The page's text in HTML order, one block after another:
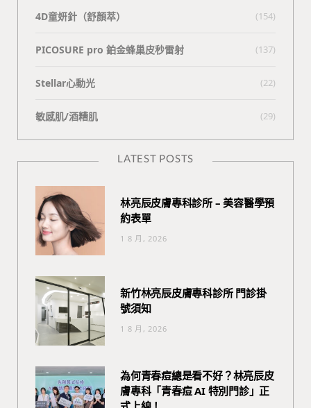
4D童妍針（舒顏萃） (154)
PICOSURE pro 鉑金蜂巢皮秒雷射 (137)
Stellar心動光 (22)
敏感肌/酒糟肌 (29)
LATEST POSTS
林亮辰皮膚專科診所 – 美容醫學預
約表單
1 8 月, 2026
新竹林亮辰皮膚專科診所 門診掛
號須知
1 8 月, 2026
為何青春痘總是看不好？林亮辰皮
膚專科「青春痘 AI 特別門診」正